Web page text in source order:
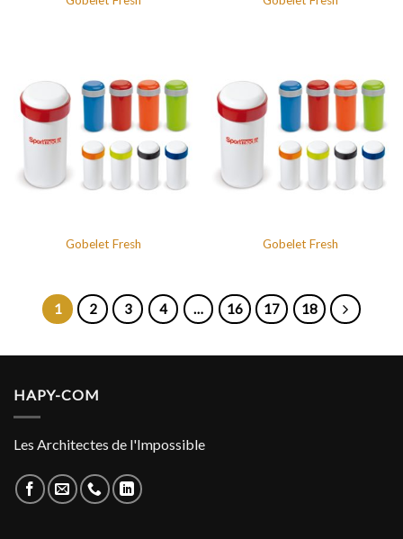
Gobelet Fresh Gobelet Fresh
1 2 3 4 … 16 17 18
HAPY-COM
Les Architectes de l'Impossible